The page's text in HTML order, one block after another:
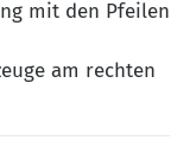
mit den Pfeilen
am rechten